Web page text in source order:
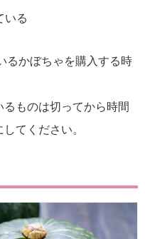
いる
るかぼちゃを購入する時
ものは切ってから時間
てください。